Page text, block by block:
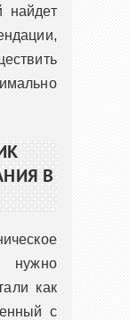
найдет
В
нужно
как
с